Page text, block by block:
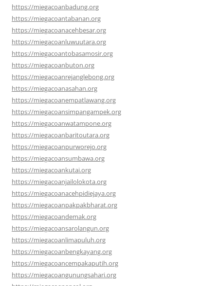
https://miegacoanbadung.org
https://miegacoantabanan.org
https://miegacoanacehbesar.org
https://miegacoanluwuutara.org
https://miegacoantobasamosir.org
https://miegacoanbuton.org
https://miegacoanrejanglebong.org
https://miegacoanasahan.org
https://miegacoanempatlawang.org
https://miegacoansimpangampek.org
https://miegacoanwatampone.org
https://miegacoanbaritoutara.org
https://miegacoanpurworejo.org
https://miegacoansumbawa.org
https://miegacoankutai.org
https://miegacoanjailolokota.org
https://miegacoanacehpidiejaya.org
https://miegacoanpakpakbharat.org
https://miegacoandemak.org
https://miegacoansarolangun.org
https://miegacoanlimapuluh.org
https://miegacoanbengkayang.org
https://miegacoancempakaputih.org
https://miegacoangunungsahari.org